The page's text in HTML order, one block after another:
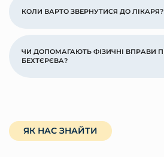
КОЛИ ВАРТО ЗВЕРНУТИСЯ ДО ЛІКАРЯ?
ЧИ ДОПОМАГАЮТЬ ФІЗИЧНІ ВПРАВИ
БЕХТЄРЄВА?
ЯК НАС ЗНАЙТИ